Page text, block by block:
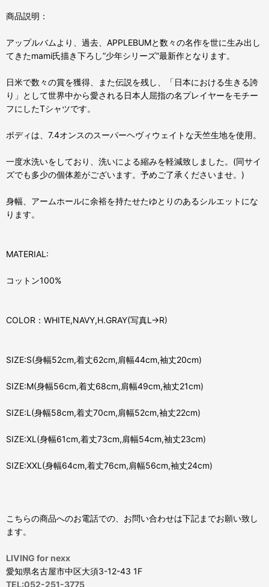
商品説明：
アップルバムより、過去、APPLEBUMと数々の名作を世に生み出し
てきたmami氏描き下ろし”少年シリーズ”最新作となります。
日米で数々の賞を獲得、また伝説を残し、「日本における生きる誇
り」として世界中から愛される日本人屈指の名プレイヤーをモチー
フにしたTシャツです。
ボディは、7.4オンスのスーパーヘヴィウェイトな天竺生地を使用。
一度水洗いをしており、洗いによる縮みを軽減致しました。(同サイ
ズでも多少の個体差がございます。予めご了承くださいませ。)
身幅、アームホールに余裕を持たせたゆとりのあるシルエットにな
ります。
MATERIAL:
コットン100%
COLOR：WHITE,NAVY,H.GRAY(写真L→R)
SIZE:S(身幅52cm,着丈62cm,肩幅44cm,袖丈20cm)
SIZE:M(身幅56cm,着丈68cm,肩幅49cm,袖丈21cm)
SIZE:L(身幅58cm,着丈70cm,肩幅52cm,袖丈22cm)
SIZE:XL(身幅61cm,着丈73cm,肩幅54cm,袖丈23cm)
SIZE:XXL(身幅64cm,着丈76cm,肩幅56cm,袖丈24cm)
こちらの商品へのお電話での、お問い合わせは下記までお願い致し
ます。
LIVING for nexx
愛知県名古屋市中区大須3-12-43 1F
TEL:052-251-3775